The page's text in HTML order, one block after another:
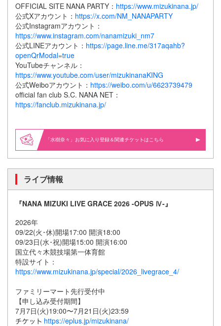
OFFICIAL SITE NANA PARTY： https://www.mizukinana.jp/
公式Xアカウント： https://x.com/NM_NANAPARTY
公式Instagramアカウント：
https://www.instagram.com/nanamizuki_nm7
公式LINEアカウント： https://page.line.me/317aqahb?
openQrModal=true
YouTubeチャンネル：
https://www.youtube.com/user/mizukinanaKING
公式Weiboアカウント： https://weibo.com/u/6623739479
official fan club S.C. NANA NET：
https://fanclub.mizukinana.jp/
「水樹奈々」お気に入り登録＆関連 はこちら
ライブ情報
『NANA MIZUKI LIVE GRACE 2026 -OPUS Ⅳ-』
2026年
09/22(火･休)開場17:00 開演18:00
09/23日(水･祝)開場15:00 開演16:00
国立代々木競技場第一体育館
特設サイト：
https://www.mizukinana.jp/special/2026_livegrace_4/
ファミリーマート先行受付中
【申し込み受付期間】
7月7日(火)19:00〜7月21日(火)23:59
https://eplus.jp/mizukinana/